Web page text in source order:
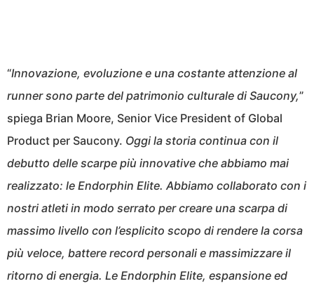
“Innovazione, evoluzione e una costante attenzione al
runner sono parte del patrimonio culturale di Saucony,”
spiega Brian Moore, Senior Vice President of Global
Product per Saucony. Oggi la storia continua con il
debutto delle scarpe più innovative che abbiamo mai
realizzato: le Endorphin Elite. Abbiamo collaborato con i
nostri atleti in modo serrato per creare una scarpa di
massimo livello con l’esplicito scopo di rendere la corsa
più veloce, battere record personali e massimizzare il
ritorno di energia. Le Endorphin Elite, espansione ed